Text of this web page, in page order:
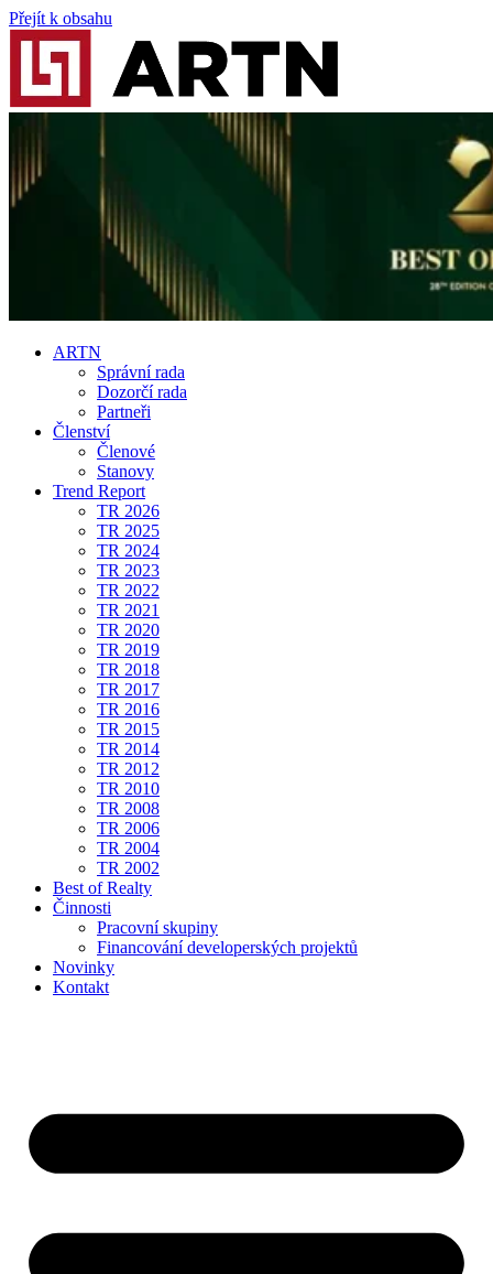
Přejít k obsahu
ARTN
Správní rada
Dozorčí rada
Partneři
Členství
Členové
Stanovy
Trend Report
TR 2026
TR 2025
TR 2024
TR 2023
TR 2022
TR 2021
TR 2020
TR 2019
TR 2018
TR 2017
TR 2016
TR 2015
TR 2014
TR 2012
TR 2010
TR 2008
TR 2006
TR 2004
TR 2002
Best of Realty
Činnosti
Pracovní skupiny
Financování developerských projektů
Novinky
Kontakt